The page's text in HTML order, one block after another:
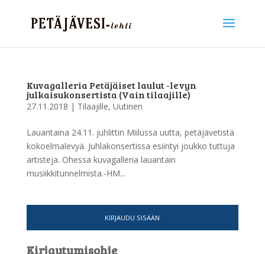
Kuvagalleria Petäjäiset laulut -levyn
julkaisukonsertista (Vain tilaajille)
27.11.2018 | Tilaajille, Uutinen
Lauantaina 24.11. juhlittin Miilussa uutta, petäjävetistä
kokoelmalevyä. Juhlakonsertissa esiintyi joukko tuttuja
artisteja. Ohessa kuvagalleria lauantain
musiikkitunnelmista.-HM...
KIRJAUDU SISÄÄN
Kirjautumisohje